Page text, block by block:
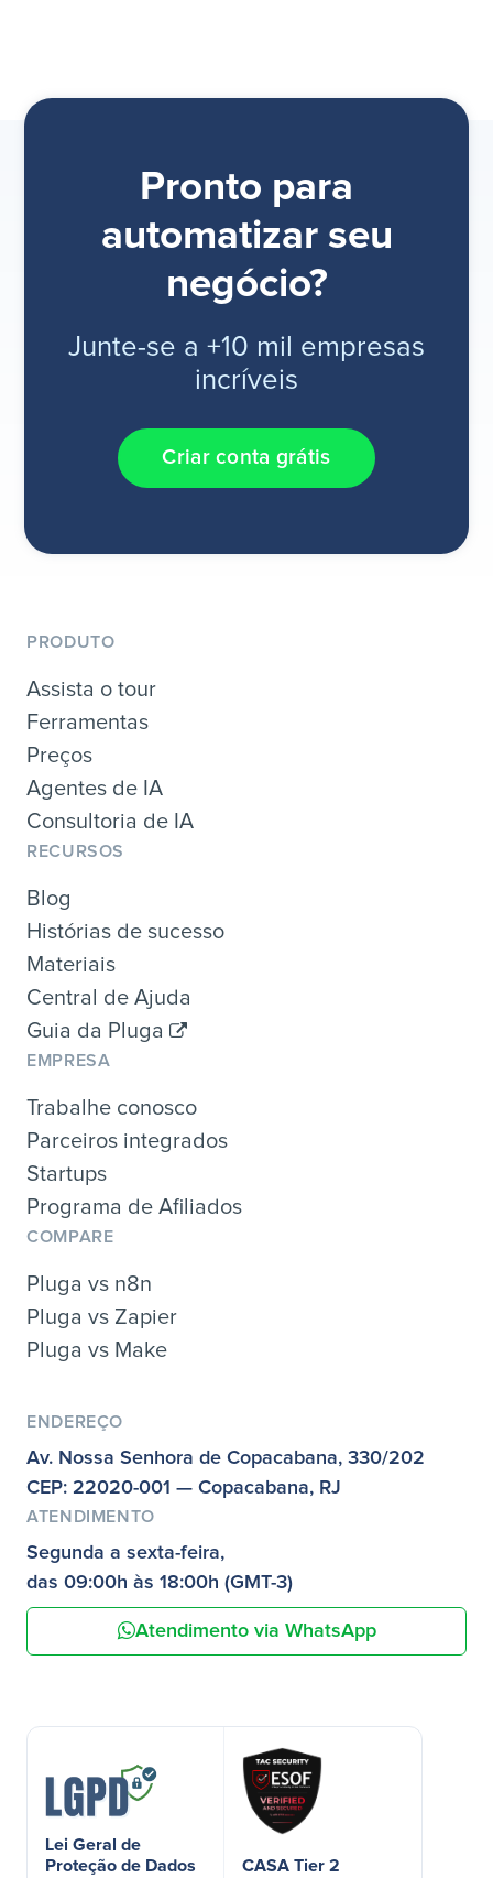
Pronto para
automatizar seu
negócio?
Junte-se a +10 mil empresas
incríveis
Criar conta grátis
PRODUTO
Assista o tour
Ferramentas
Preços
Agentes de IA
Consultoria de IA
RECURSOS
Blog
Histórias de sucesso
Materiais
Central de Ajuda
Guia da Pluga
EMPRESA
Trabalhe conosco
Parceiros integrados
Startups
Programa de Afiliados
COMPARE
Pluga vs n8n
Pluga vs Zapier
Pluga vs Make
ENDEREÇO
Av. Nossa Senhora de Copacabana, 330/202
CEP: 22020-001 — Copacabana, RJ
ATENDIMENTO
Segunda a sexta-feira,
das 09:00h às 18:00h (GMT-3)
Atendimento via WhatsApp
Lei Geral de
Proteção de Dados
CASA Tier 2